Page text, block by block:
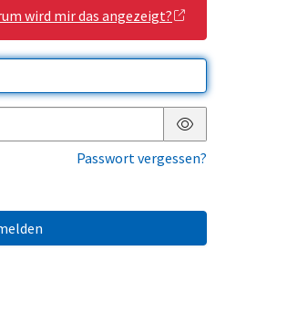
wird mir das angezeigt?
Passwort anzeigen
Passwort vergessen?